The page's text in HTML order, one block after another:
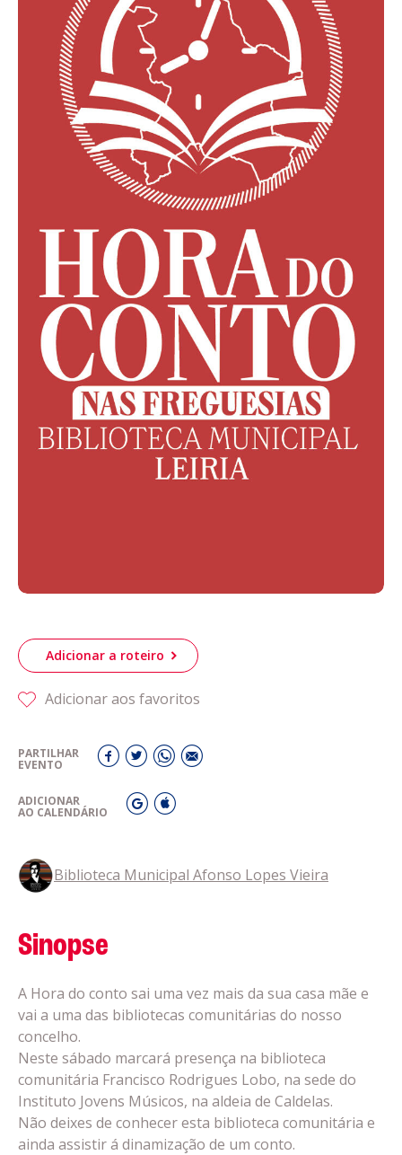
Adicionar a roteiro
Adicionar aos favoritos
PARTILHAR
EVENTO
ADICIONAR
AO CALENDÁRIO
Biblioteca Municipal Afonso Lopes Vieira
Sinopse
A Hora do conto sai uma vez mais da sua casa mãe e
vai a uma das bibliotecas comunitárias do nosso
concelho.
Neste sábado marcará presença na biblioteca
comunitária Francisco Rodrigues Lobo, na sede do
Instituto Jovens Músicos, na aldeia de Caldelas.
Não deixes de conhecer esta biblioteca comunitária e
ainda assistir á dinamização de um conto.